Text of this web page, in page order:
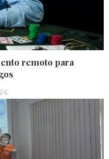
remoto para